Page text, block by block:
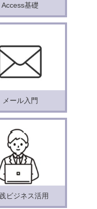
Access基礎
メール入門
ビジネス活用